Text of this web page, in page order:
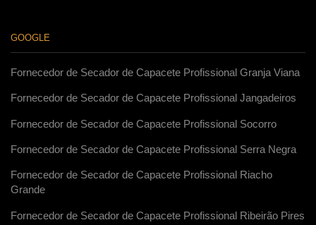
GOOGLE
Fornecedor de Secador de Capacete Profissional Granja Viana
Fornecedor de Secador de Capacete Profissional Jangadeiros
Fornecedor de Secador de Capacete Profissional Socorro
Fornecedor de Secador de Capacete Profissional Serra Negra
Fornecedor de Secador de Capacete Profissional Riacho
Grande
Fornecedor de Secador de Capacete Profissional Ribeirão Pires